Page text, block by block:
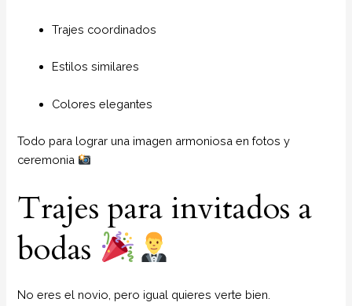
Trajes coordinados
Estilos similares
Colores elegantes
Todo para lograr una imagen armoniosa en fotos y
ceremonia
Trajes para invitados a
bodas
No eres el novio, pero igual quieres verte bien.